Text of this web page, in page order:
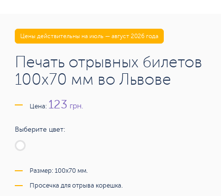
Цены действительны на июль — август 2026 года
Печать отрывных билетов
100х70 мм во Львове
Цена: 123 грн.
Выберите цвет:
Размер: 100х70 мм.
Просечка для отрыва корешка.